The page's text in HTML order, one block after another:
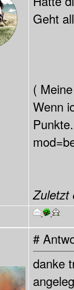
Geht
(
Wenn
Zuletzt
#
danke